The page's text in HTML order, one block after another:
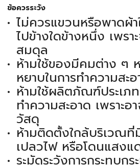
ข้อควรระวัง
ไม่ควรแขวนหรือพาดผ้
ไปข้างใดข้างหนึ่ง เพรา
สมดุล
ห้ามใช้ของมีคมต่าง ๆ
หยาบในการทำความสะ
ห้ามใช้ผลิตภัณฑ์ประเภ
ทำความสะอาด เพราะ
วัสดุ
ห้ามติดตั้งใกล้บริเวณที่
เปลวไฟ หรือโดนแสงแ
ระมัดระวังการกระทบก